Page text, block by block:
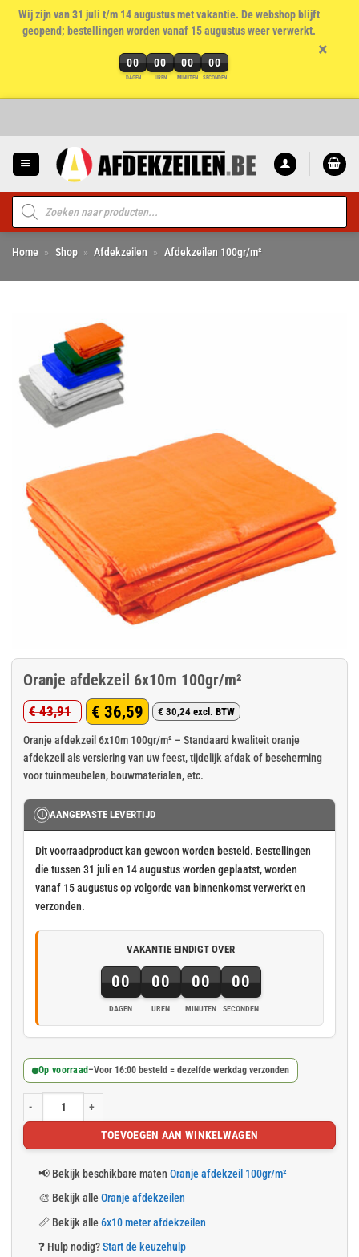
Wij zijn van 31 juli t/m 14 augustus met vakantie. De webshop blijft
geopend; bestellingen worden vanaf 15 augustus weer verwerkt.
00
DAGEN
00
UREN
00
MINUTEN
00
SECONDEN
×
Producten
zoeken
Home » Shop » Afdekzeilen » Afdekzeilen 100gr/m²
Oranje afdekzeil 6x10m 100gr/m²
€43,91
Oorspronkelijke
prijs
was:
€ 36,59
Huidige
prijs
is:
€ 30,24excl. BTW
Oranje afdekzeil 6x10m 100gr/m² – Standaard kwaliteit oranje
afdekzeil als versiering van uw feest, tijdelijk afdak of bescherming
voor tuinmeubelen, bouwmaterialen, etc.
Ⓘ AANGEPASTE LEVERTIJD
Dit voorraadproduct kan gewoon worden besteld. Bestellingen
die tussen 31 juli en 14 augustus worden geplaatst, worden
vanaf 15 augustus op volgorde van binnenkomst verwerkt en
verzonden.
VAKANTIE EINDIGT OVER
00
DAGEN
00
UREN
00
MINUTEN
00
SECONDEN
Op voorraad –Voor 16:00 besteld = dezelfde werkdag verzonden
Oranje afdekzeil 6x10m 100gr/m² aantal
TOEVOEGEN AAN WINKELWAGEN
📢 Bekijk beschikbare maten Oranje afdekzeil 100gr/m²
🎨 Bekijk alleOranje afdekzeilen
📏 Bekijk alle 6x10 meter afdekzeilen
❓ Hulp nodig? Start de keuzehulp